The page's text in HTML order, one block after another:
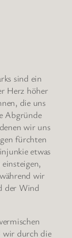
sind ein
Herz höher
die uns
Abgründe
wir uns
fürchten
etwas
wir
der Wind
wir durch die